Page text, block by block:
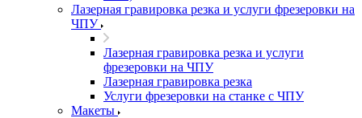
Лазерная гравировка резка и услуги фрезеровки на
ЧПУ
Лазерная гравировка резка и услуги
фрезеровки на ЧПУ
Лазерная гравировка резка
Услуги фрезеровки на станке с ЧПУ
Макеты